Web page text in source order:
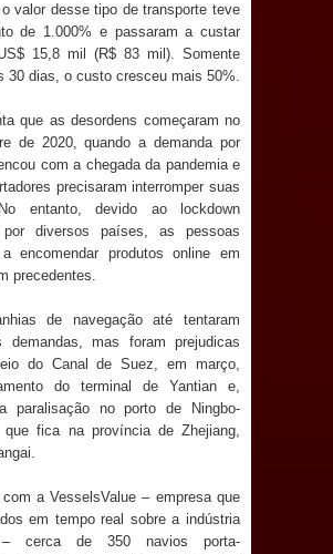
dentárias já foram entregues pela
Prefeitura de Sapé em 2026
Caldas Brandão: Tradicional Festa de
Santana 2026 será neste sábado (25)
e deve atrair grande público
Nota de pesar: Câmara de Marí
lamenta a morte da ex-vereadora
Neta do Sindicato
Prefeito Major Sidnei busca em
Brasília recursos para nova Casa de
Acolhida e CRAS de Sapé
Denise Ribeiro toma posse no
valor desse tipo de transporte teve
de 1.000% e passaram a custar
15,8 mil (R$ 83 mil). Somente
30 dias, o custo cresceu mais 50%.
que as desordens começaram no
de 2020, quando a demanda por
com a chegada da pandemia e
precisaram interromper suas
entanto, devido ao lockdown
por diversos países, as pessoas
encomendar produtos online em
precedentes.
de navegação até tentaram
demandas, mas foram prejudicas
do Canal de Suez, em março,
do terminal de Yantian e,
paralisação no porto de Ningbo-
que fica na província de Zhejiang,
com a VesselsValue – empresa que
em tempo real sobre a indústria
– cerca de 350 navios porta-